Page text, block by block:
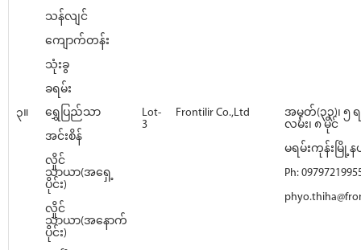
သန်လျင်
ကျောက်တန်း
သုံးခွ
ခရမ်း
၃။
ရွှေပြည်သာ
အင်းစိန်
လှိုင်
သာယာ(အရှေ့
ပိုင်း)
လှိုင်
သာယာ(အနောက်
ပိုင်း)
Lot-
3
Frontilir Co.,Ltd
အမှတ်(၃၃)၊ ၅
လမ်း၊ ၈ မိုင်
မရမ်းကုန်းမြို့
Ph: